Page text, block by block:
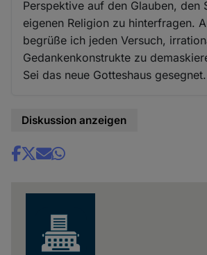
Perspektive auf den Glauben, den
eigenen Religion zu hinterfragen.
begrüße ich jeden Versuch,
Gedankenkonstrukte zu
Sei das neue Gotteshaus
Diskussion anzeigen
Share